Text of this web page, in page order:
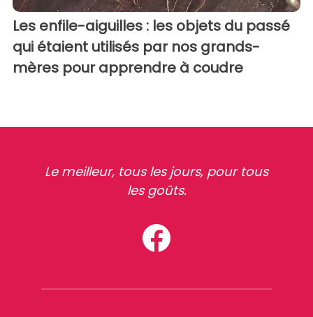
Les enfile-aiguilles : les objets du passé
qui étaient utilisés par nos grands-
mères pour apprendre à coudre
Le meilleur, tous les jours, pour tous
les goûts.